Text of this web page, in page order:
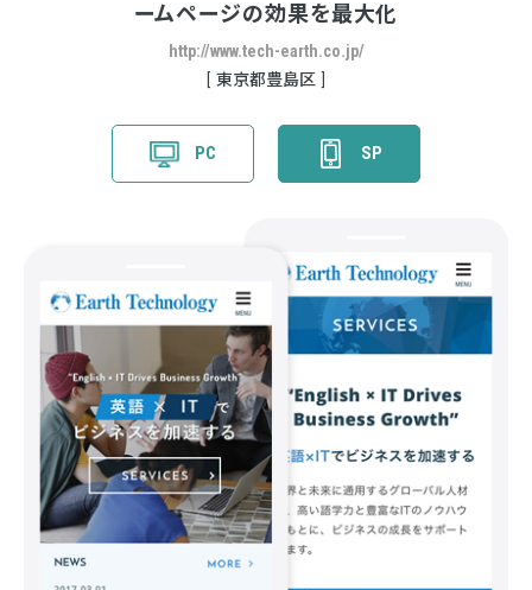
ームページの効果を最大化
http://www.tech-earth.co.jp/
東京都豊島区
PC SP